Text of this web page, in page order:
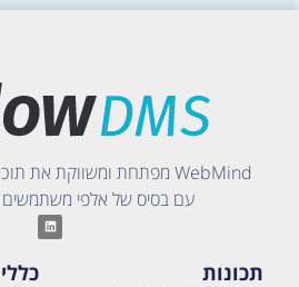
עם בסיס של אלפי משתמשים
תכונות כללי